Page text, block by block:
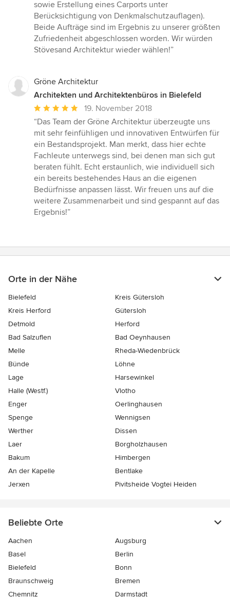
sowie Erstellung eines Carports unter
Berücksichtigung von Denkmalschutzauflagen).
Beide Aufträge sind im Ergebnis zu unserer größten
Zufriedenheit abgeschlossen worden. Wir würden
Stövesand Architektur wieder wählen!”
Gröne Architektur
Architekten und Architektenbüros in Bielefeld
Durchschnittliche
Bewertung:
5
von
5
Sternen
19. November 2018
“Das Team der Gröne Architektur überzeugte uns
mit sehr feinfühligen und innovativen Entwürfen für
ein Bestandsprojekt. Man merkt, dass hier echte
Fachleute unterwegs sind, bei denen man sich gut
beraten fühlt. Echt erstaunlich, wie individuell sich
ein bereits bestehendes Haus an die eigenen
Bedürfnisse anpassen lässt. Wir freuen uns auf die
weitere Zusammenarbeit und sind gespannt auf das
Ergebnis!”
Orte in der Nähe
Bielefeld
Kreis Gütersloh
Kreis Herford
Gütersloh
Detmold
Herford
Bad Salzuflen
Bad Oeynhausen
Melle
Rheda-Wiedenbrück
Bünde
Löhne
Lage
Harsewinkel
Halle (Westf.)
Vlotho
Enger
Oerlinghausen
Spenge
Wennigsen
Werther
Dissen
Laer
Borgholzhausen
Bakum
Himbergen
An der Kapelle
Bentlake
Jerxen
Pivitsheide Vogtei Heiden
Beliebte Orte
Aachen
Augsburg
Basel
Berlin
Bielefeld
Bonn
Braunschweig
Bremen
Chemnitz
Darmstadt